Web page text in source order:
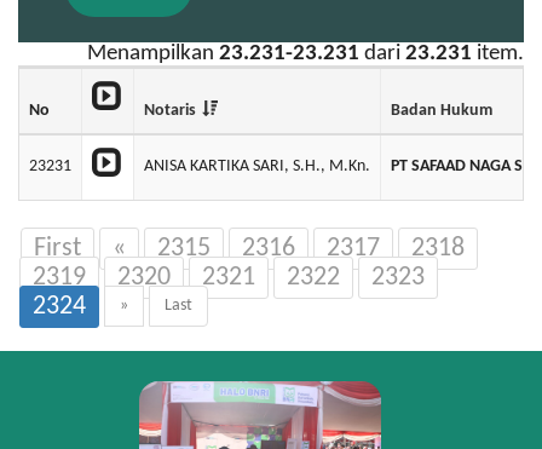
Menampilkan 23.231-23.231 dari 23.231 item.
No Notaris Badan Hukum
23231 ANISA KARTIKA SARI, S.H., M.Kn. PT SAFAAD NAGA
First « 2315 2316 2317
2318
2319
2320 2321 2322
2323
2324
» Last